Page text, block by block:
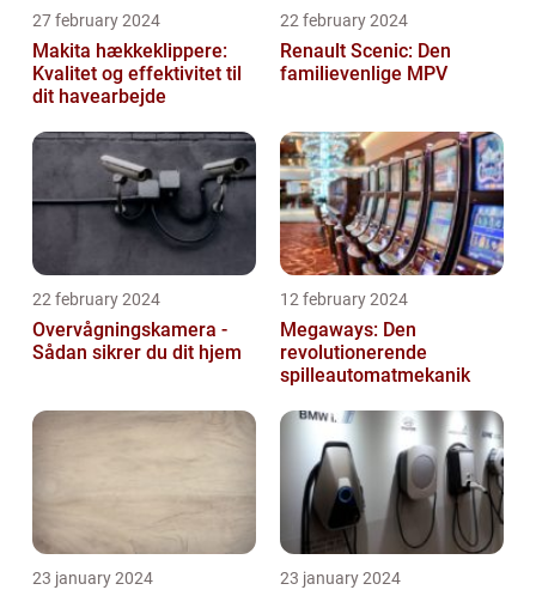
27 february 2024
Makita hækkeklippere:
Kvalitet og effektivitet til
dit havearbejde
22 february 2024
Renault Scenic: Den
familievenlige MPV
22 february 2024
Overvågningskamera -
Sådan sikrer du dit hjem
12 february 2024
Megaways: Den
revolutionerende
spilleautomatmekanik
23 january 2024 23 january 2024